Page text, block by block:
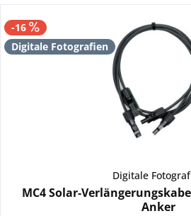
-16
Digitale Fotografien
Digitale
MC4 Solar-
Anker